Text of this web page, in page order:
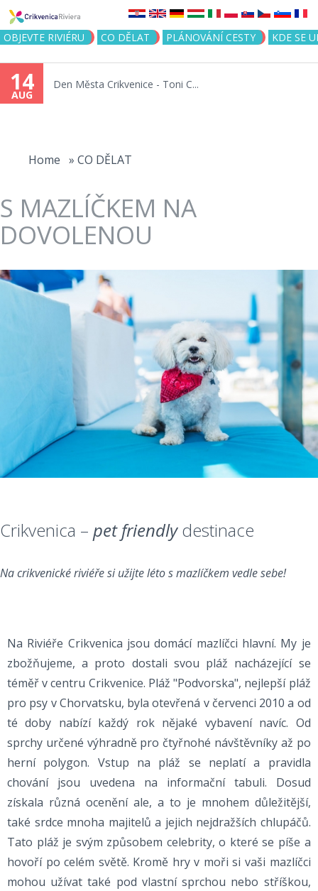
Jump to navigation
OBJEVTE RIVIÉRU CO DĚLAT PLÁNOVÁNÍ CESTY KDE SE
14
AUG
Den Města Crikvenice - Toni C...
Home » CO DĚLAT
S MAZLÍČKEM NA
DOVOLENOU
Crikvenica – pet friendlydestinace
Na crikvenické riviéře si užijte léto s mazlíčkem vedle sebe!
Na Riviéře Crikvenica jsou domácí mazlíčci hlavní. My je
zbožňujeme, a proto dostali svou pláž nacházející se
téměř v centru Crikvenice. Pláž "Podvorska", nejlepší pláž
pro psy v Chorvatsku, byla otevřená v červenci 2010 a od
té doby nabízí každý rok nějaké vybavení navíc. Od
sprchy určené výhradně pro čtyřnohé návštěvníky až po
herní polygon. Vstup na pláž se neplatí a pravidla
chování jsou uvedena na informační tabuli. Dosud
získala různá ocenění ale, a to je mnohem důležitější,
také srdce mnoha majitelů a jejich nejdražších chlupáčů.
Tato pláž je svým způsobem celebrity, o které se píše a
hovoří po celém světě. Kromě hry v moři si vaši mazlíčci
mohou užívat také pod vlastní sprchou nebo stříškou,